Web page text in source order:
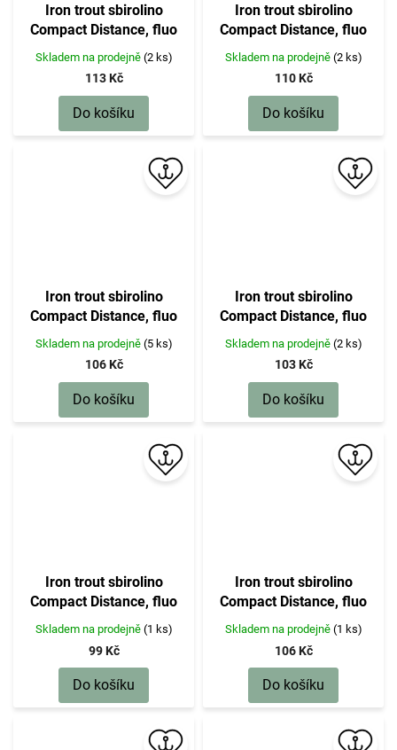
Iron trout sbirolino
Compact Distance, fluo
červeno-oranžové,
potápivé, 30 g
Skladem na prodejně (2 ks)
113 Kč
Do košíku
Iron trout sbirolino
Compact Distance, fluo
červeno-oranžové,
potápivé, 25 g
Skladem na prodejně (2 ks)
110 Kč
Do košíku
Iron trout sbirolino
Compact Distance, fluo
červeno-oranžové,
potápivé, 20 g
Skladem na prodejně (5 ks)
106 Kč
Do košíku
Iron trout sbirolino
Compact Distance, fluo
červeno-oranžové,
potápivé, 15 g
Skladem na prodejně (2 ks)
103 Kč
Do košíku
Iron trout sbirolino
Compact Distance, fluo
červeno-oranžové,
potápivé, 10 g
Skladem na prodejně (1 ks)
99 Kč
Do košíku
Iron trout sbirolino
Compact Distance, fluo
červeno-oranžové,
plovoucí, 35 g
Skladem na prodejně (1 ks)
106 Kč
Do košíku